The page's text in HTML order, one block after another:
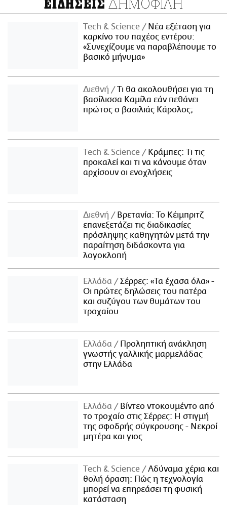
ΕΙΔΗΣΕΙΣ
Τech & Science
Νέα εξέταση για
καρκίνο του παχέος εντέρου:
«Συνεχίζουμε να παραβλέπουμε το
βασικό μήνυμα»
Διεθνή
Τι θα ακολουθήσει για τη
βασίλισσα Καμίλα εάν πεθάνει
πρώτος ο βασιλιάς Κάρολος;
Τech & Science
Κράμπες: Τι τις
προκαλεί και τι να κάνουμε όταν
αρχίσουν οι ενοχλήσεις
Διεθνή
Βρετανία: Το Κέιμπριτζ
επανεξετάζει τις διαδικασίες
πρόσληψης καθηγητών μετά την
παραίτηση διδάσκοντα για
λογοκλοπή
Ελλάδα
Σέρρες: «Τα έχασα όλα» -
Οι πρώτες δηλώσεις του πατέρα
και συζύγου των θυμάτων του
τροχαίου
Ελλάδα
Προληπτική ανάκληση
γνωστής γαλλικής μαρμελάδας
στην Ελλάδα
Ελλάδα
Βίντεο ντοκουμέντο από
το τροχαίο στις Σέρρες: Η στιγμή
της σφοδρής σύγκρουσης - Νεκροί
μητέρα και γιος
Τech & Science
Αδύναμα χέρια και
θολή όραση: Πώς η τεχνολογία
μπορεί να επηρεάσει τη φυσική
κατάσταση